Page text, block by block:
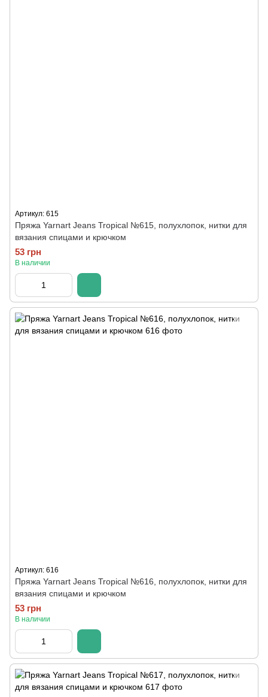
Артикул: 615
Пряжа Yarnart Jeans Tropical №615, полухлопок, нитки для
вязания спицами и крючком
53 грн
В наличии
Артикул: 616
Пряжа Yarnart Jeans Tropical №616, полухлопок, нитки для
вязания спицами и крючком
53 грн
В наличии